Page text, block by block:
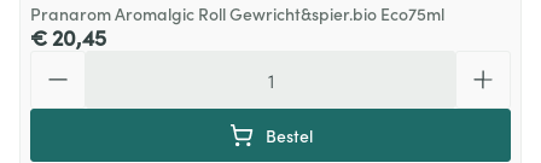
Pranarom Aromalgic Roll Gewricht&spier.bio Eco75ml
€ 20,45
Bestel